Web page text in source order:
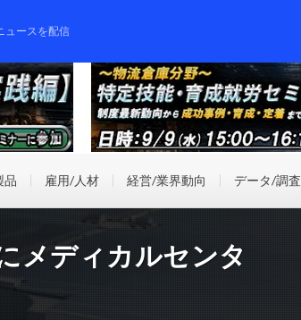
ュースを配信
品 雇用/人材 経営/業界動向 データ/調査
メディカルセンタ